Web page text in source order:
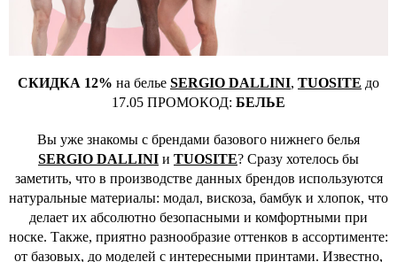
СКИДКА 12% на белье SERGIO DALLINI, TUOSITE до
17.05 ПРОМОКОД: БЕЛЬЕ
Вы уже знакомы с брендами базового нижнего белья
SERGIO DALLINI и TUOSITE? Сразу хотелось бы
заметить, что в производстве данных брендов используются
натуральные материалы: модал, вискоза, бамбук и хлопок, что
делает их абсолютно безопасными и комфортными при
носке. Также, приятно разнообразие оттенков в ассортименте:
от базовых, до моделей с интересными принтами. Известно,